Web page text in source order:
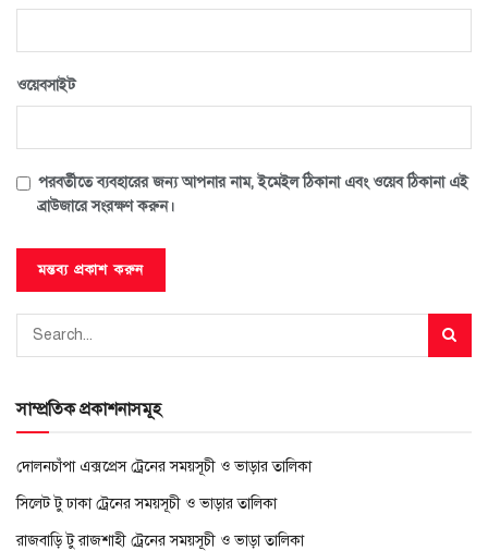
ওয়েবসাইট
পরবর্তীতে ব্যবহারের জন্য আপনার নাম, ইমেইল ঠিকানা এবং ওয়েব ঠিকানা এই
ব্রাউজারে সংরক্ষণ করুন।
সাম্প্রতিক প্রকাশনাসমূহ
দোলনচাঁপা এক্সপ্রেস ট্রেনের সময়সূচী ও ভাড়ার তালিকা
সিলেট টু ঢাকা ট্রেনের সময়সূচী ও ভাড়ার তালিকা
রাজবাড়ি টু রাজশাহী ট্রেনের সময়সূচী ও ভাড়া তালিকা